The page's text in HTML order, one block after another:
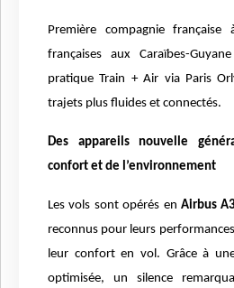
Première compagnie
françaises aux Caraïbes-
pratique Train + Air via Paris
trajets plus fluides et connectés.
Des appareils nouvelle
confort et de l’environnement
Les vols sont opérés en Airbus
reconnus pour leurs
leur confort en vol. Grâce à
optimisée, un silence